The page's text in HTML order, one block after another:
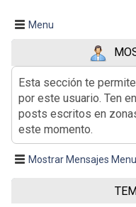
Menu
Esta sección te
por este usuario. Ten
posts escritos en
este momento.
Mostrar Mensajes Menu